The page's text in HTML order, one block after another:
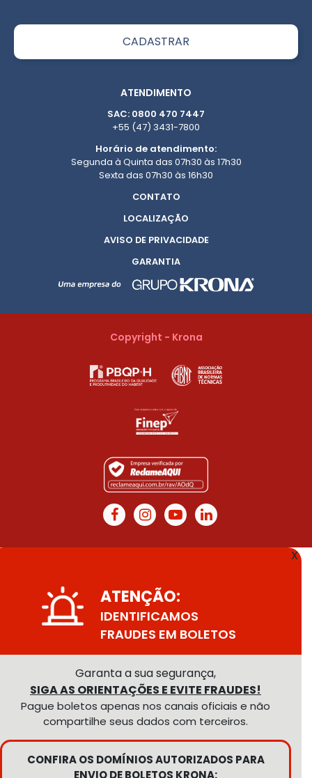
ATENDIMENTO
SAC: 0800 470 7447
+55 (47) 3431-7800
Horário de atendimento:
Segunda à Quinta das 07h30 às 17h30
Sexta das 07h30 às 16h30
CONTATO
LOCALIZAÇÃO
AVISO DE PRIVACIDADE
GARANTIA
Copyright - Krona
X
ATENÇÃO:
IDENTIFICAMOS
FRAUDES EM BOLETOS
Garanta a sua segurança,
SIGA AS ORIENTAÇÕES E EVITE FRAUDES!
Pague boletos apenas nos canais oficiais e não
compartilhe seus dados com terceiros.
CONFIRA OS DOMÍNIOS AUTORIZADOS PARA
ENVIO DE BOLETOS KRONA: